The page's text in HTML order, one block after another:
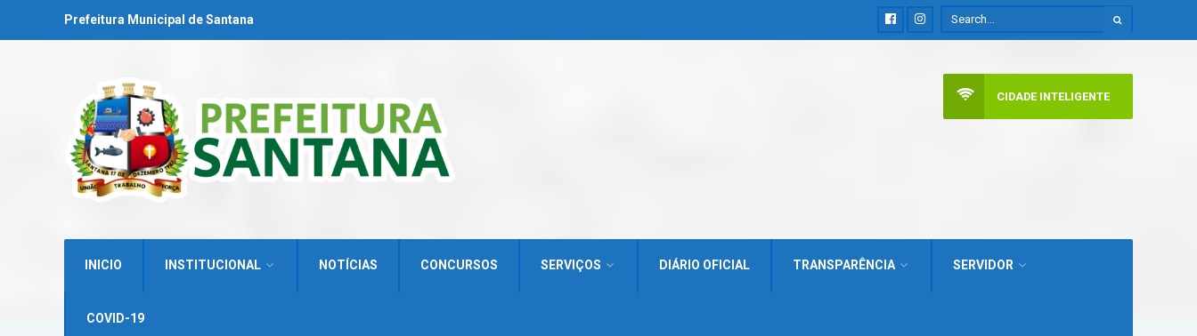
Prefeitura Municipal de Santana
INICIO INSTITUCIONAL NOTÍCIAS CONCURSOS SERVIÇOS DIÁRIO OFICIAL TRANSPARÊNCIA SERVIDOR
COVID-19
CIDADE INTELIGENTE